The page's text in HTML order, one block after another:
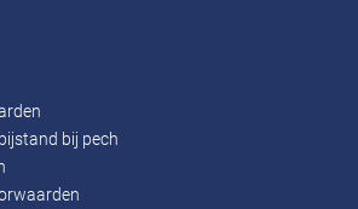
bij pech